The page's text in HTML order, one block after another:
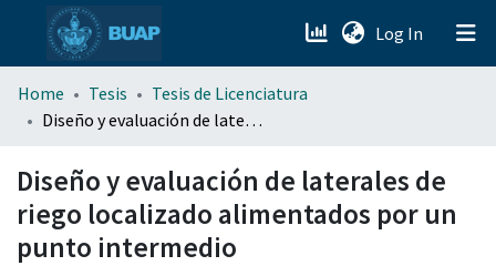
Log In (current)
menu.section.about_menu
Home Tesis
Tesis de Licenciatura
Diseño y evaluación de laterales de riego localizado alimentados por un punto intermedio
Diseño y evaluación de laterales de
riego localizado alimentados por un
punto intermedio